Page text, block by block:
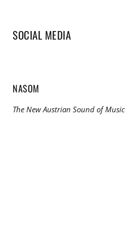
SOCIAL MEDIA
NASOM
The New Austrian Sound of Music